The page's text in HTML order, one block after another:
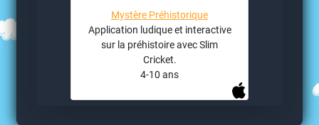
Mystère Préhistorique
Application ludique et interactive
sur la préhistoire avec Slim
Cricket.
4-10 ans